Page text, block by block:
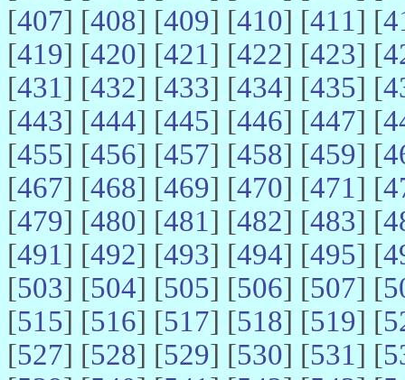
[407] [408] [409] [410] [411] [
[419] [420] [421] [422] [423] [
[431] [432] [433] [434] [435] [
[443] [444] [445] [446] [447] [
[455] [456] [457] [458] [459] [
[467] [468] [469] [470] [471] [
[479] [480] [481] [482] [483] [
[491] [492] [493] [494] [495] [
[503] [504] [505] [506] [507] [
[515] [516] [517] [518] [519] [
[527] [528] [529] [530] [531] [